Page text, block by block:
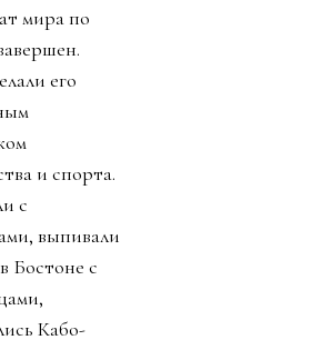
мира по
его
и спорта.
с
выпивали
Бостоне с
Кабо-